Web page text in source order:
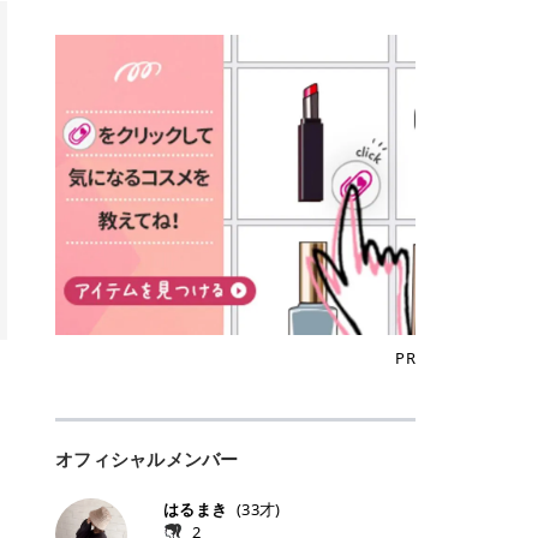
アとしても活用できます。 トナーパ
ッドの選び方 トナーパッドは、配合
成分やパッドの素材によって特徴が
異なります。 自分の肌悩みや理想の
仕上がりに合わせて選ぶことで、毎
日のスキンケアに取り入れやすくな
ります。 肌悩みに合わせて選ぶ パ
ッドの素材で選ぶ トナーパッドの使
い方 洗顔後すぐの清潔な肌に使用し
ます。 STEP1 エンボス面（凹凸
面）で顔全体をやさしく拭き取りま
す。 特に小鼻・あご・額など皮脂や
古い角質が気になる部分は丁寧にな
じませましょう。 STEP2 パッドを
裏返し、フラット面で顔全体をやさ
しく押さえながら化粧水をなじませ
キンケアを行います。 乾燥が気にな
パックとして使用するのもおすすめ
こからは、保湿ケアや肌荒れケア、
毛穴ケアなど目的別におすすめのト
するまでの期間や必要な施術回数が
大きな違いとして挙げられます！ 医
療脱毛は、医療機関（クリニックや
皮膚科など）だけで扱える高出力の
レーザーを使って、発毛組織にアプ
ローチする施術といわれています。
そのため、少ない回数で永久脱毛
（※）を目指すことができます。
（※永久脱毛とは一生毛が1本も生
えてこないという意味ではなく、ア
メリカの基準に基づき「長期間にわ
たって毛量が明らかに減少している
状態が維持されること」を指しま
のがメリットですが、毛根を破壊す
ます。 なお、医療脱毛は保険がきか
ない自由診療なので、クリニックに
います。だからこそ、しっかり比較
すい ラシャ メディオスターNeXT P
RO ジェントルYAGプロ 公式サイト
> ※医療脱毛は自由診療です。治療
には赤み、痒み、火傷、毛嚢炎、一
時的な硬毛化などのリスクが伴いま
す。 目次▼ 1. エミナルクリニック
の魅力とは？選ばれる3つの特徴 ・
最短6か月からの脱毛プランが選べ
る！ ・全国60院以上＆21時まで営
業！ ・痛みに配慮した医療脱毛器の
導入と肌トラブル対応 2. エミナル
クリニックの口コミ・評判 3. エミ
ナルクリニックの全身脱毛料金プラ
・追加費用がかからないシステム ・
リニックのお得な割引・キャンペー
で割引 ・ペア限定プラン｜家族や友
人と一緒にスタートできる ・他社か
ような血色感を演出するヌーディー
ピンク。 黄みと青みのバランスが良
く、自然になじむコーラル系カラー
です。 自然な血色感をプラスしてく
れるので、ナチュラルメイクとの相
性抜群。 可愛らしく、多幸感のある
印象に仕上がります。 ワインベリー
｜気品をまとうローズレッド 深みの
ある青みレッド。 大人っぽく華やか
な印象を与えるベリーカラーです。
ひと塗りで顔全体が華やかになり、
リップを主役にしたメイクが完成。
クールで上品な雰囲気を演出できま
ニュートラルな発色で、肌色を選び
落ち着いた印象に仕上がり、オン・
いめメイクにもカジュアルメイクに
もマッチします。 ラズベリーケーキ
ーグロスが広がり、ふっくらボリュ
フティングしたような、新しいリッ
プティンググロス💄 実際に使用した
方のクチコミ > 5 > プルプル > 唇に
塗るPDRNグロス > > AMUSE ジェ
ルフィットグロス > > ぷっくりツヤ
ツヤだけどベタっとした感じはなく
て使いやすいですね。プランピング
効果で少しスーッとします。ここは
好き嫌いがあるかもしれませんが慣
チップは片面がツルツル、片面がモ
ケモケになってます。 > > 桜グロス
【日本限定色】：上品なピンクベー
も上品で使いやすい色ですね。すも
いるので華やかそうに見えるけど、
> > スキンケア成分が配合されてい
て保湿もしっかりしてくれます。最
も、＠cosmeも、いつものコスメ購
入を“ちょっとお得”に変えられるの
が、トラミーリワードです✨ 今回
は、トラミーリワードの特徴や活用
方法、美容好きさんにおすすめな理
由を詳しくご紹介します！ トラミー
リワードとは？ 「トラミーリワー
ド」は、東証グロース上場企業であ
る株式会社アイズが運営する、安
心・安全なポイントサイト機能で
す。 トラミーリワードは、トラミー
会員向けのポイントサービスです。
対象ショップやサービスを利用する
ことでポイントを獲得でき、貯まっ
たポイントはAmazonギフト券やド
ットマネーなどに交換できます。 普
イ活初心者でも始めやすいのが魅力
段よく使っているコスメ通販サイト
けでポイントが貯まるのが大きな魅
力です✨ 例えば、、、 ・メガ割の
PR
オフィシャルメンバー
はるまき (33才)
2